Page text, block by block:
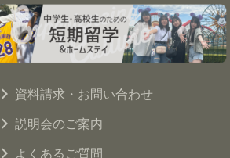
資料請求・お問い合わせ
説明会のご案内
よくあるご質問